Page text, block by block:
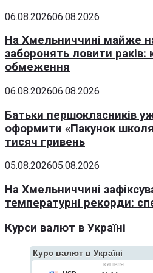
06.08.202606.08.2026
На Хмельниччині майже
заборонять ловити раків:
обмеження
06.08.202606.08.2026
Батьки першокласників
оформити «Пакунок
тисяч гривень
05.08.202605.08.2026
На Хмельниччині
температурні рекорди:
Курси валют в Україні